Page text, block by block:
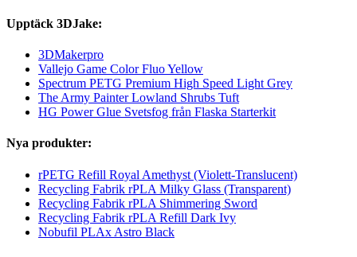
Upptäck 3DJake:
3DMakerpro
Vallejo Game Color Fluo Yellow
Spectrum PETG Premium High Speed Light Grey
The Army Painter Lowland Shrubs Tuft
HG Power Glue Svetsfog från Flaska Starterkit
Nya produkter:
rPETG Refill Royal Amethyst (Violett-Translucent)
Recycling Fabrik rPLA Milky Glass (Transparent)
Recycling Fabrik rPLA Shimmering Sword
Recycling Fabrik rPLA Refill Dark Ivy
Nobufil PLAx Astro Black